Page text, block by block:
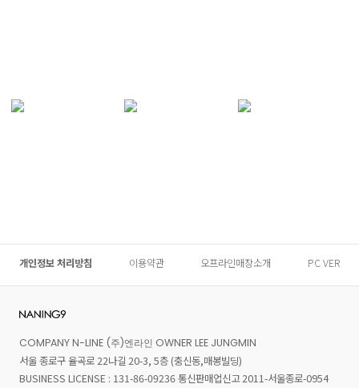
개인정보 처리방침 이용약관 오프라인매장소개 PC VER
COMPANY N-LINE (주)엔라인 OWNER LEE JUNGMIN
서울 종로구 율곡로 22나길 20-3, 5층 (충신동,매봉빌딩)
BUSINESS LICENSE : 131-86-09236 통신판매업신고 2011-서울종로-0954